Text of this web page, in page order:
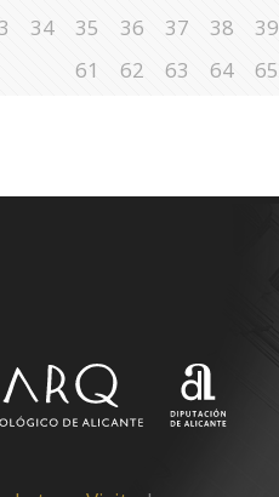
34 35 36 37 38 39
61
62 63 64 65